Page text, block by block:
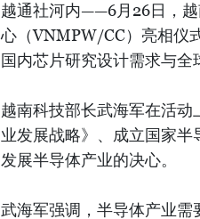
越通社河内——6月26日，越
心（VNMPW/CC）亮相仪
国内芯片研究设计需求与全
越南科技部长武海军在活
业发展战略》、成立国家
发展半导体产业的决心。
武海军强调，半导体产业